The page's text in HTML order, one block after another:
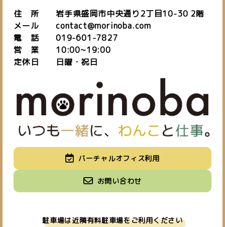
私たちについて
about us
space
バーチャルオフィス
virtual office
お知らせ
blog
住 所 岩手県盛岡市中央通り2丁目10-30 2階
メール contact@morinoba.com
電 話 019-601-7827
営 業 10:00~19:00
定休日 日曜・祝日
バーチャルオフィス利用
お問い合わせ
駐車場は近隣有料駐車場をご利用ください